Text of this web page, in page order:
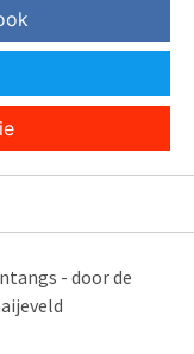
- door de